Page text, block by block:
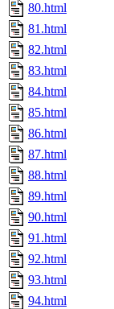
80.html
81.html
82.html
83.html
84.html
85.html
86.html
87.html
88.html
89.html
90.html
91.html
92.html
93.html
94.html